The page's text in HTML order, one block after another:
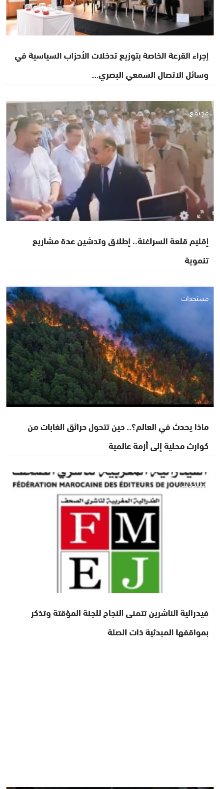
إجراء القرعة الخاصة بتوزيع تدخلات الأحزاب السياسية في
وسائل الاتصال السمعي البصري…
مجتمع
إقليم قلعة السراغنة.. إطلاق وتدشين عدة مشاريع
تنموية
مستجدات
ماذا يحدث في العالم؟.. حين تتحول حرائق الغابات من
كوارث محلية إلى أزمة عالمية
مستجدات
فيدرالية الناشرين تتمنى النجاح للجنة المؤقتة وتذكر
بمواقفها المبدئية ذات الصلة